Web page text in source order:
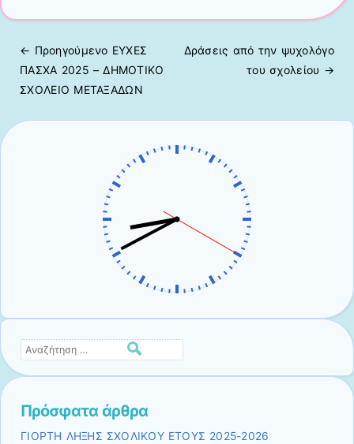
Πλοήγηση άρθρων
← Προηγούμενo ΕΥΧΕΣ
ΠΑΣΧΑ 2025 – ΔΗΜΟΤΙΚΟ
ΣΧΟΛΕΙΟ ΜΕΤΑΞΑΔΩΝ
Δράσεις από την ψυχολόγο
του σχολείου →
Αναζήτηση
Πρόσφατα άρθρα
ΓΙΟΡΤΗ ΛΗΞΗΣ ΣΧΟΛΙΚΟΥ ΕΤΟΥΣ 2025-2026